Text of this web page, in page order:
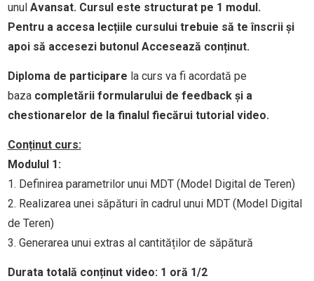
unul Avansat. Cursul este structurat pe 1 modul.
Pentru a accesa lecțiile cursului trebuie să te înscrii și
apoi să accesezi butonul Accesează conținut.
Diploma de participare la curs va fi acordată pe
baza completării formularului de feedback și a
chestionarelor de la finalul fiecărui tutorial video.
Conținut curs:
Modulul 1:
1. Definirea parametrilor unui MDT (Model Digital de Teren)
2. Realizarea unei săpături în cadrul unui MDT (Model Digital
de Teren)
3. Generarea unui extras al cantităților de săpătură
Durata totală conținut video:1 oră 1/2